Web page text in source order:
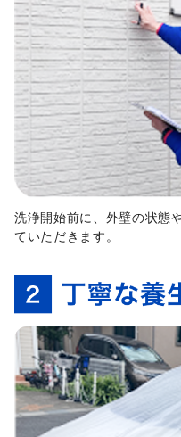
洗浄開始前に、外壁の状態
ていただきます。